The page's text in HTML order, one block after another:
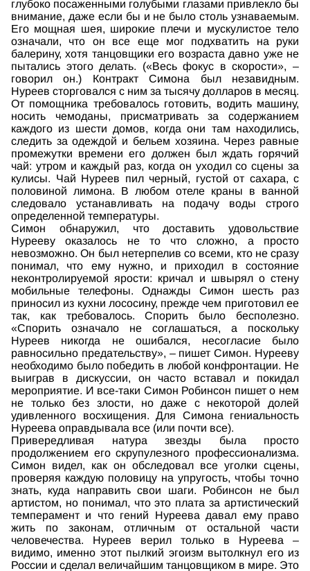
глубоко посаженными голубыми глазами привлекло бы
внимание, даже если бы и не было столь узнаваемым.
Его мощная шея, широкие плечи и мускулистое тело
означали, что он все еще мог подхватить на руки
балерину, хотя танцовщики его возраста давно уже не
пытались этого делать. («Весь фокус в скорости», –
говорил он.) Контракт Симона был незавидным.
Нуреев сторговался с ним за тысячу долларов в месяц.
От помощника требовалось готовить, водить машину,
носить чемоданы, присматривать за содержанием
каждого из шести домов, когда они там находились,
следить за одеждой и бельем хозяина. Через равные
промежутки времени его должен был ждать горячий
чай: утром и каждый раз, когда он уходил со сцены за
кулисы. Чай Нуреев пил черный, густой от сахара, с
половиной лимона. В любом отеле краны в ванной
следовало устанавливать на подачу воды строго
определенной температуры.
Симон обнаружил, что доставить удовольствие
Нурееву оказалось не то что сложно, а просто
невозможно. Он был нетерпелив со всеми, кто не сразу
понимал, что ему нужно, и приходил в состояние
неконтролируемой ярости: кричал и швырял о стену
мобильные телефоны. Однажды Симон шесть раз
приносил из кухни лососину, прежде чем приготовил ее
так, как требовалось. Спорить было бесполезно.
«Спорить означало не соглашаться, а поскольку
Нуреев никогда не ошибался, несогласие было
равносильно предательству», – пишет Симон. Нурееву
необходимо было победить в любой конфронтации. Не
выиграв в дискуссии, он часто вставал и покидал
мероприятие. И все-таки Симон Робинсон пишет о нем
не только без злости, но даже с некоторой долей
удивленного восхищения. Для Симона гениальность
Нуреева оправдывала все (или почти все).
Привередливая натура звезды была просто
продолжением его скрупулезного профессионализма.
Симон видел, как он обследовал все уголки сцены,
проверяя каждую половицу на упругость, чтобы точно
знать, куда направить свои шаги. Робинсон не был
артистом, но понимал, что это плата за артистический
темперамент и что гений Нуреева давал ему право
жить по законам, отличным от остальной части
человечества. Нуреев верил только в Нуреева –
видимо, именно этот пылкий эгоизм вытолкнул его из
России и сделал величайшим танцовщиком в мире. Это